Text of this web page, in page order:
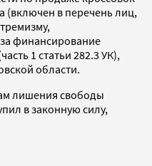
(включен в перечень лиц,
финансирование
1 статьи 282.3 УК),
области.
лишения свободы
в законную силу,